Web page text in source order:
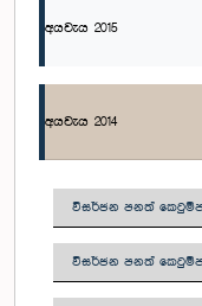
අයවැය 2015
අයවැය 2014
විසර්ජන පනත්
විසර්ජන පනත්